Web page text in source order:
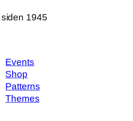
1945
Events
Shop
Patterns
Themes